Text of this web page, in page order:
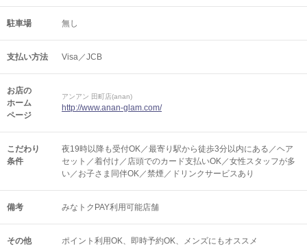
駐車場 無し
支払い方法 Visa／JCB
お店の
ホーム
ページ
アンアン 田町店(anan)
http://www.anan-glam.com/
こだわり
条件
夜19時以降も受付OK／最寄り駅から徒歩3分以内にある／ヘア
セット／着付け／店頭でのカード支払いOK／女性スタッフが多
い／お子さま同伴OK／禁煙／ドリンクサービスあり
備考 みなトクPAY利用可能店舗
その他 ポイント利用OK 即時予約OK メンズにもオススメ